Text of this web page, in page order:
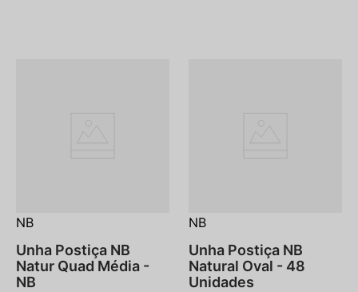
NB
Unha Postiça NB
Natur Quad Média -
NB
NB
Unha Postiça NB
Natural Oval - 48
Unidades